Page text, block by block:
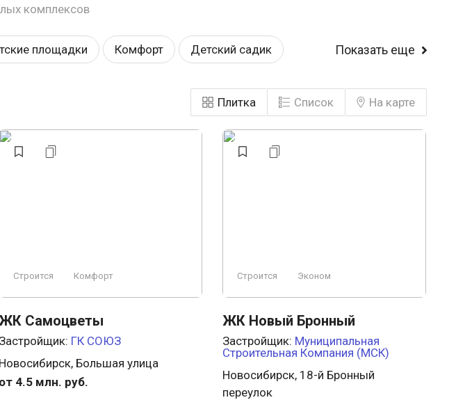
комплексов
площадки Комфорт Детский садик
У воды
Премиум
Показать еще
Плитка Список На карте
Строится Комфорт
Самоцветы
Застройщик: ГК СОЮЗ
Новосибирск, Большая улица
от 4.5 млн. руб.
Строится Эконом
ЖК Новый Бронный
Застройщик: Муниципальная
Строительная Компания (МСК)
Новосибирск, 18-й Бронный
переулок